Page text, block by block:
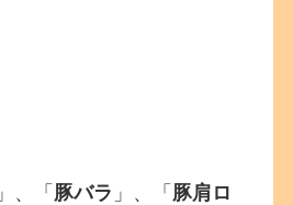
」、「 豚バラ 」、「 豚肩ロ